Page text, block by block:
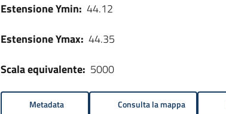
Estensione Ymin: 44.12
Estensione Ymax: 44.35
Scala equivalente: 5000
Metadata Consulta la mappa